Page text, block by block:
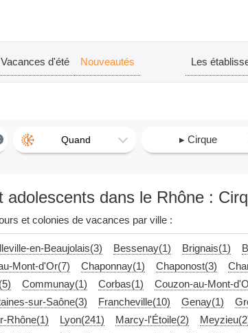
Vacances d'été Nouveautés Les
Quand ▸ Cirque
dans le Rhône :
et colonies de vacances par ville :
en-Beaujolais(3) Bessenay(1) Brignais(1)
Mont-d'Or(7) Chaponnay(1) Chaponost(3)
Communay(1) Corbas(1) Couzon-au-Mont-
sur-Saône(3) Francheville(10) Genay(1)
Rhône(1) Lyon(241) Marcy-l'Étoile(2)